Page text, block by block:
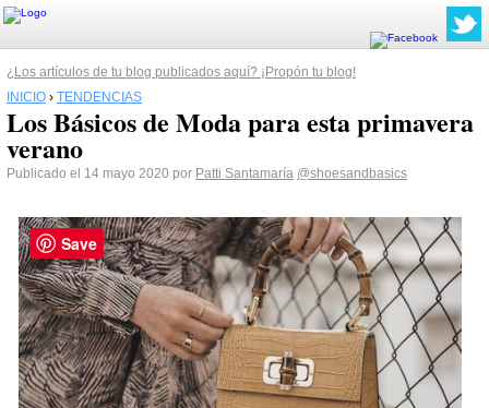
¿Los artículos de tu blog publicados aquí? ¡Propón tu blog!
INICIO › TENDENCIAS
Los Básicos de Moda para esta primavera
verano
Publicado el 14 mayo 2020 por Patti Santamaría @shoesandbasics
Save